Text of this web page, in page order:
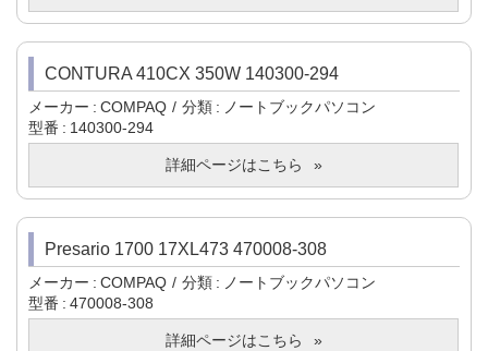
CONTURA 410CX 350W 140300-294
メーカー COMPAQ 分類
ノートブックパソコン
型番
140300-294
詳細ページはこちら
Presario 1700 17XL473 470008-308
メーカー COMPAQ 分類
ノートブックパソコン
型番
470008-308
詳細ページはこちら